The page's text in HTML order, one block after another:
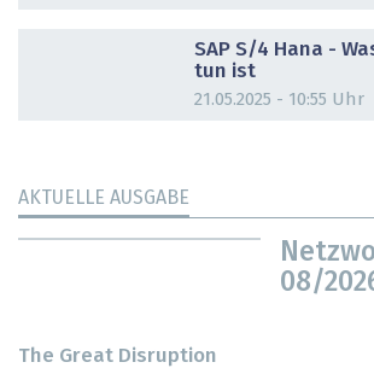
SAP S/4 Hana -
tun ist
21.05.2025 - 10:55 Uhr
AKTUELLE AUSGABE
08/
The Great Disruption